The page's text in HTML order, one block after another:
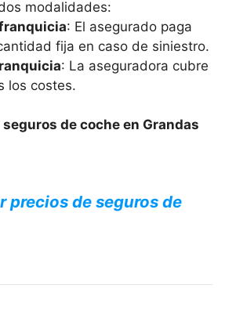
modalidades:
: El asegurado paga
fija en caso de siniestro.
: La aseguradora cubre
los costes.
de coche en Grandas
precios de seguros de